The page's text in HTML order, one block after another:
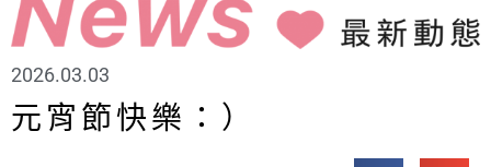
2026.03.03
元宵節快樂：）